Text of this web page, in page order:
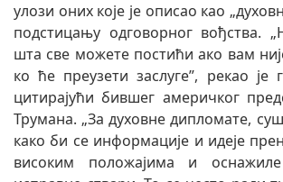
улози оних које је описао као
подстицању одговорног вођства.
шта све можете постићи ако вам
ко ће преузети заслуге”, рекао је
цитирајући бившег америчког
Трумана. „За духовне дипломате,
како би се информације и идеје
високим положајима и